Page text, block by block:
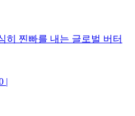
히 찐빠를 내는 글로벌 버터
|